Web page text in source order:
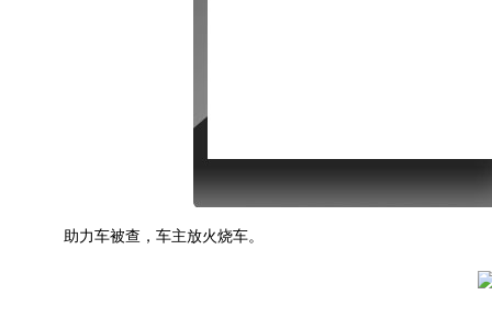
助力车被查，车主放火烧车。